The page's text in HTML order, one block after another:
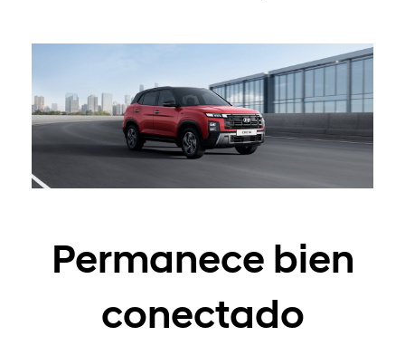
Permanece bien
conectado